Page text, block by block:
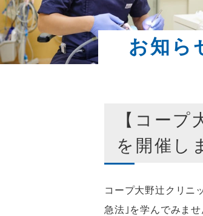
お知ら
【コー
を開催し
コープ大野辻クリニ
急法｣を学んでみま